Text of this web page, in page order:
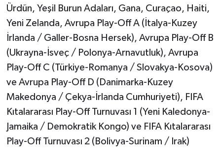
Ürdün, Yeşil Burun Adaları, Gana, Curaçao, Haiti,
Yeni Zelanda, Avrupa Play-Off A (İtalya-Kuzey
İrlanda / Galler-Bosna Hersek), Avrupa Play-Off B
(Ukrayna-İsveç / Polonya-Arnavutluk), Avrupa
Play-Off C (Türkiye-Romanya / Slovakya-Kosova)
ve Avrupa Play-Off D (Danimarka-Kuzey
Makedonya / Çekya-İrlanda Cumhuriyeti), FIFA
Kıtalararası Play-Off Turnuvası 1 (Yeni Kaledonya-
Jamaika / Demokratik Kongo) ve FIFA Kıtalararası
Play-Off Turnuvası 2 (Bolivya-Surinam / Irak)